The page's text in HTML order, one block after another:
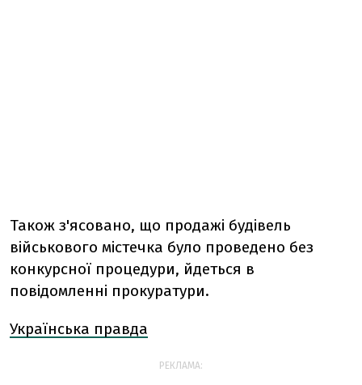
Також з'ясовано, що продажі будівель
військового містечка було проведено без
конкурсної процедури, йдеться в
повідомленні прокуратури.
Українська правда
РЕКЛАМА: